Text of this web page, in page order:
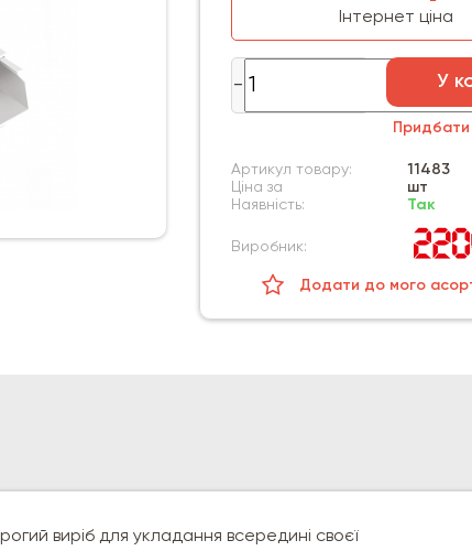
Інтернет ціна
У
Придбати
Артикул товару:
11483
Ціна за
шт
Наявність:
Так
Виробник:
Додати до мого
виріб для укладання всередині своєї